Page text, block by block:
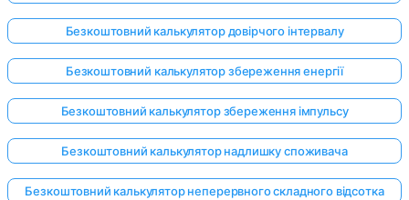
Безкоштовний калькулятор довірчого інтервалу
Безкоштовний калькулятор збереження енергії
Безкоштовний калькулятор збереження імпульсу
Безкоштовний калькулятор надлишку споживача
Безкоштовний калькулятор неперервного складного відсотка